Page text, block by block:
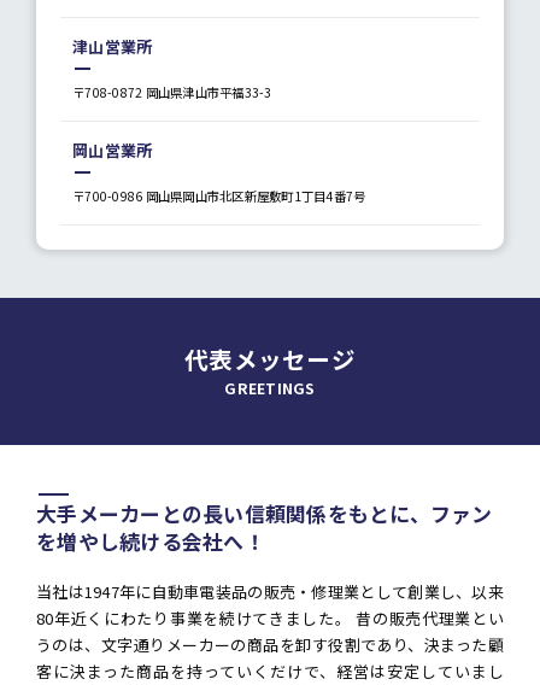
津山営業所
〒708-0872 岡山県津山市平福33-3
岡山営業所
〒700-0986 岡山県岡山市北区新屋敷町1丁目4番7号
代表メッセージ
GREETINGS
大手メーカーとの長い信頼関係をもとに、ファン
を増やし続ける会社へ！
当社は1947年に自動車電装品の販売・修理業として創業し、以来
80年近くにわたり事業を続けてきました。 昔の販売代理業とい
うのは、文字通りメーカーの商品を卸す役割であり、決まった顧
客に決まった商品を持っていくだけで、経営は安定していまし